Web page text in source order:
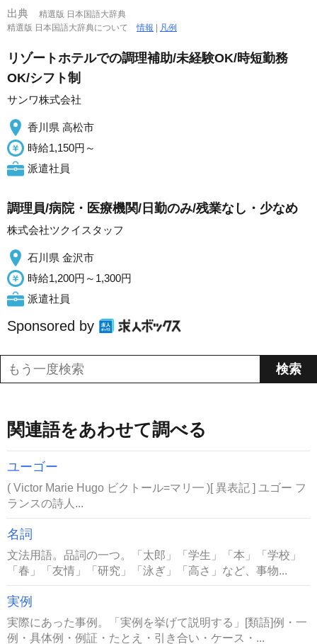
出典
精選版 日本国語大辞典
精選版 日本国語大辞典について情報 | 凡例
リゾートホテルでの調理補助/未経験OK/時短勤務
OK/シフト制
サンワ株式会社
香川県 高松市
時給1,150円～
派遣社員
調理員/病院・医療機関/日勤のみ/残業なし・少なめ
株式会社ツクイスタッフ
石川県 金沢市
時給1,200円～1,300円
派遣社員
Sponsored by
関連語をあわせて調べる
ユーゴー
( Victor Marie Hugo ビクトール=マリ━ )[ 異表記 ] ユゴー フ
ランスの詩人...
名詞
文法用語。品詞の一つ。「太郎」「学生」「本」「学校」
「春」「友情」「研究」「泳ぎ」「高さ」など、事物...
実例
実際にあった事例。「実例を挙げて説明する」[類語]例・一
例・具体例・例証・たとえ・引き合い・ケース・...